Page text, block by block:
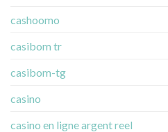
cashoomo
casibom tr
casibom-tg
casino
casino en ligne argent reel